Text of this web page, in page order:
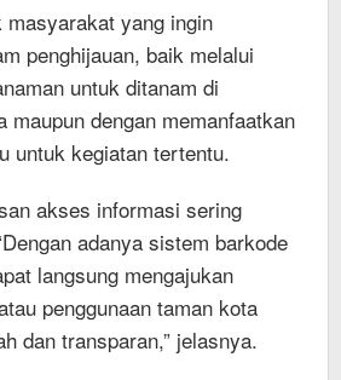
masyarakat yang ingin
penghijauan, baik melalui
untuk ditanam di
maupun dengan memanfaatkan
untuk kegiatan tertentu.
akses informasi sering
adanya sistem barkode
langsung mengajukan
penggunaan taman kota
dan transparan,” jelasnya.